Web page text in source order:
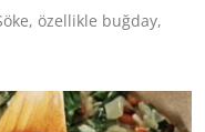
özellikle buğday,